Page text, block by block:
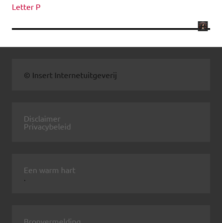
Letter P
© Insert Internetuitgeverij
Disclaimer
Privacybeleid
Een warm hart
.